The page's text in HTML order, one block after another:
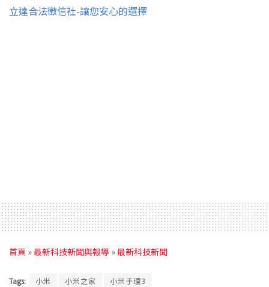
立達合法徵信社-讓您安心的選擇
首頁 »最新科技新聞與報導 »最新科技新聞
Tags: 小米 小米之家 小米手環3